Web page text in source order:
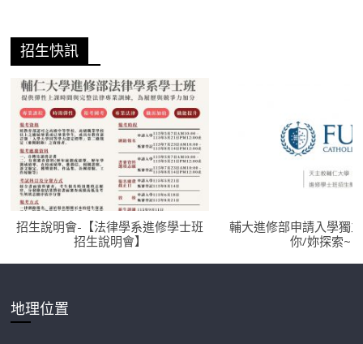
招生快訊
招生說明會-【法律學系進修學士班
招生說明會】
輔大進修部申請入學獨
你/妳探索~
地理位置